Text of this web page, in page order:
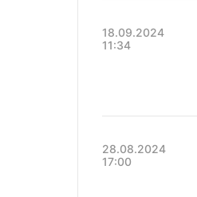
18.09.2024
11:34
28.08.2024
17:00